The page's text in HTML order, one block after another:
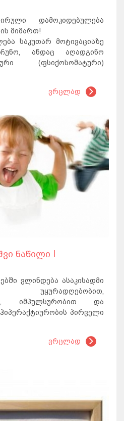
დამოკიდებულება
მიმართ!
საკუთარ მოტივაციაზე
ანდაც აღადგინო
(ფსიქოსომატური)
ვრცლად
ნაწილი I
ვლინდება ასაკისადმი
იმპულსურობით და
პირველი
ვრცლად